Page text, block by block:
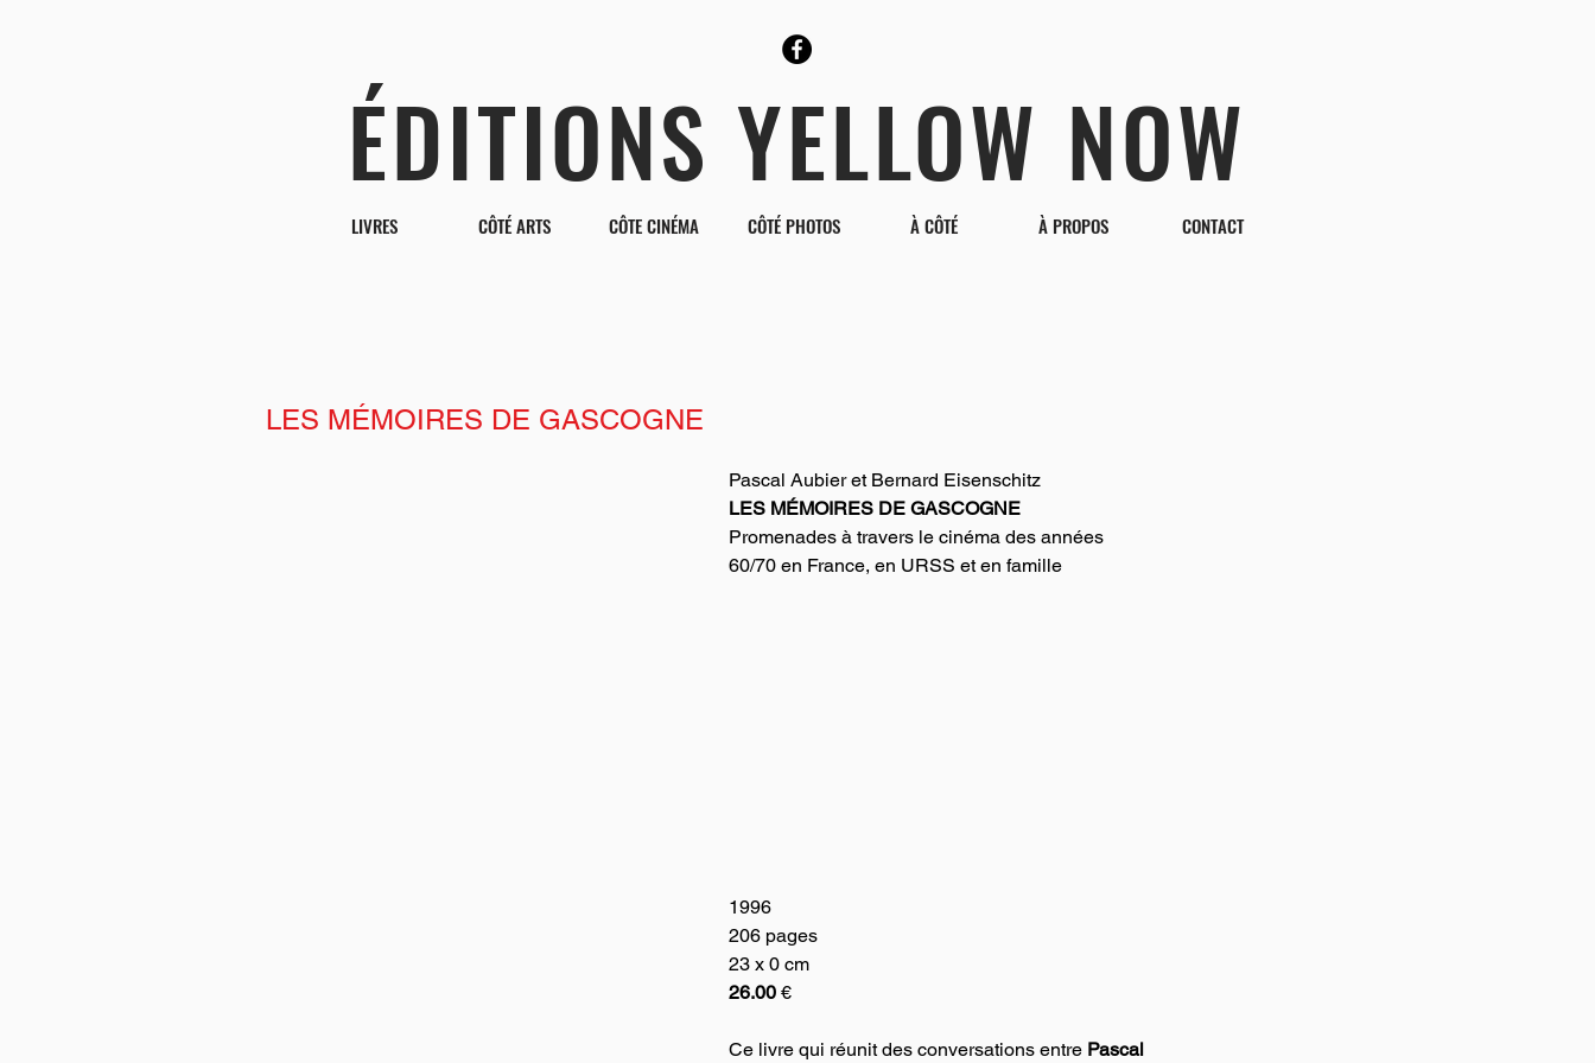
ÉDITIONS YELLOW NOW
LIVRES CÔTÉ ARTS CÔTE CINÉMA CÔTÉ PHOTOS À CÔTÉ À PROPOS CONTACT
LES MÉMOIRES DE GASCOGNE
Pascal Aubier et Bernard Eisenschitz
LES MÉMOIRES DE GASCOGNE
Promenades à travers le cinéma des années
60/70 en France, en URSS et en famille
1996
206 pages
23 x 0 cm
26.00 €
Ce livre qui réunit des conversations entre Pascal